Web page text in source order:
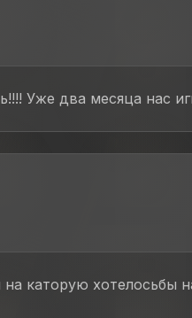
Уже два месяца нас
на каторую хотелосьбы